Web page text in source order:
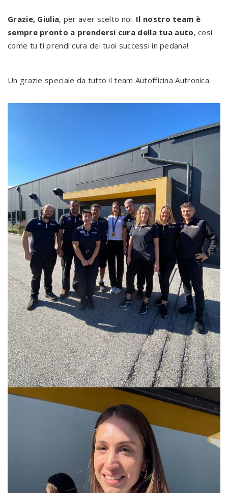
Grazie, Giulia, per aver scelto noi. Il nostro team è
sempre pronto a prendersi cura della tua auto, così
come tu ti prendi cura dei tuoi successi in pedana!
Un grazie speciale da tutto il team Autofficina Autronica.